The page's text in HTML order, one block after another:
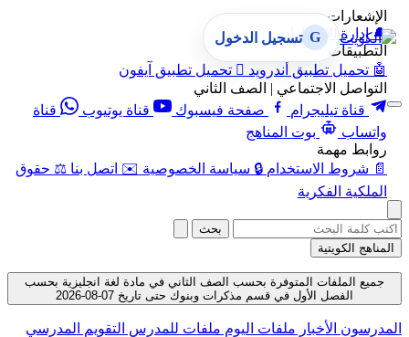
الإشعارات
🔔 إدارة الإشعارات
التطبيقات
🤖 تحميل تطبيق أندرويد  تحميل تطبيق آيفون
التواصل الاجتماعي | الصف الثاني
قناة تيليجرام
صفحة فيسبوك قناة يوتيوب
قناة
واتساب
بوت المناهج
روابط مهمة
📄 شروط الاستخدام 🔒 سياسة الخصوصية ✉️ اتصل بنا ⚖️ حقوق
الملكية الفكرية
G تسجيل الدخول
بحث
المناهج الكويتية
جميع الملفات المتوفرة بحسب الصف الثاني في مادة لغة انجليزية بحسب
الفصل الأول في قسم مذكرات وبنوك حتى تاريخ 07-08-2026
المدرسون الأخبار ملفات اليوم ملفات للمدرس التقويم المدرسي